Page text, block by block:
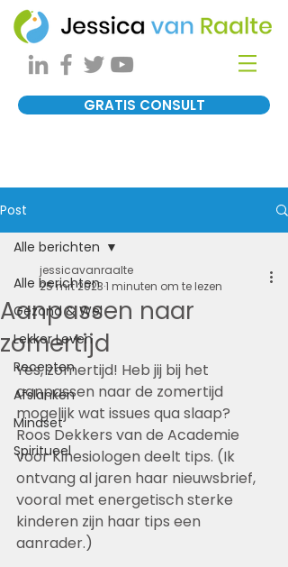
GRATIS CONSULT
Post
Alle berichten
Gezond & Wel
Lekker Leven
Recepten
Afslanken
Mindset
Spiritueel
Alle berichten
Aanpassen naar
zomertijd
jessicavanraalte
25 mrt 20231 minuten om te lezen
Yes, zomertijd! Heb jij bij het
aanpassen naar de zomertijd
mogelijk wat issues qua slaap?
Roos Dekkers van de Academie
voor Kinesiologen deelt tips. (Ik
ontvang al jaren haar nieuwsbrief,
vooral met energetisch sterke
kinderen zijn haar tips een
aanrader.)